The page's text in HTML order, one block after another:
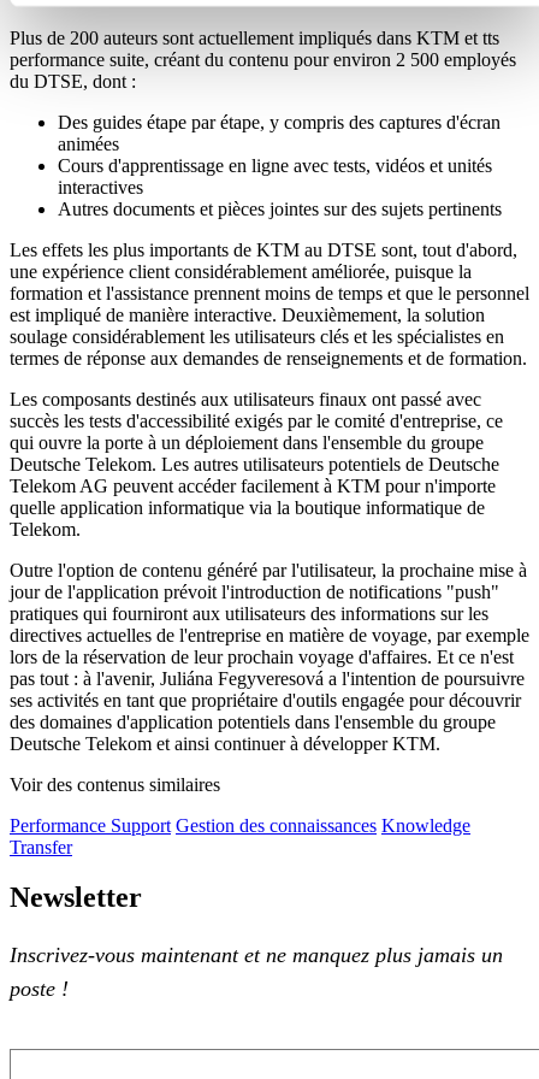
Plus de 200 auteurs sont actuellement impliqués dans KTM et tts
performance suite, créant du contenu pour environ 2 500 employés
du DTSE, dont :
Des guides étape par étape, y compris des captures d'écran
animées
Cours d'apprentissage en ligne avec tests, vidéos et unités
interactives
Autres documents et pièces jointes sur des sujets pertinents
Les effets les plus importants de KTM au DTSE sont, tout d'abord,
une expérience client considérablement améliorée, puisque la
formation et l'assistance prennent moins de temps et que le personnel
est impliqué de manière interactive. Deuxièmement, la solution
soulage considérablement les utilisateurs clés et les spécialistes en
termes de réponse aux demandes de renseignements et de formation.
Les composants destinés aux utilisateurs finaux ont passé avec
succès les tests d'accessibilité exigés par le comité d'entreprise, ce
qui ouvre la porte à un déploiement dans l'ensemble du groupe
Deutsche Telekom. Les autres utilisateurs potentiels de Deutsche
Telekom AG peuvent accéder facilement à KTM pour n'importe
quelle application informatique via la boutique informatique de
Telekom.
Outre l'option de contenu généré par l'utilisateur, la prochaine mise à
jour de l'application prévoit l'introduction de notifications "push"
pratiques qui fourniront aux utilisateurs des informations sur les
directives actuelles de l'entreprise en matière de voyage, par exemple
lors de la réservation de leur prochain voyage d'affaires. Et ce n'est
pas tout : à l'avenir, Juliána Fegyveresová a l'intention de poursuivre
ses activités en tant que propriétaire d'outils engagée pour découvrir
des domaines d'application potentiels dans l'ensemble du groupe
Deutsche Telekom et ainsi continuer à développer KTM.
Voir des contenus similaires
Performance Support Gestion des connaissances Knowledge
Transfer
Newsletter
Inscrivez-vous maintenant et ne manquez plus jamais un
poste !